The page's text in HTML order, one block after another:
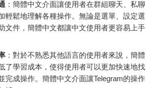
：簡體中文介面讓使用者在群組聊天、私聊
輕鬆地理解各種操作。無論是選單、設定選
文件，簡體中文都讓中文使用者更容易上手
：對於不熟悉其他語言的使用者來說，簡體
了學習成本，使得使用者可以更加快速地找
完成操作。簡體中文介面讓Telegram的操作